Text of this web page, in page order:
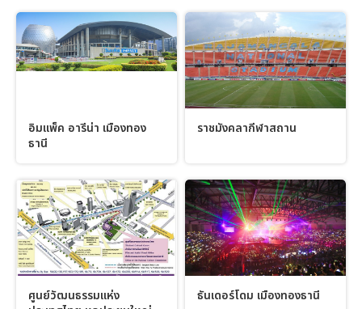
อิมแพ็ค อารีน่า เมืองทอง
ธานี
ราชมังคลากีฬาสถาน
ศูนย์วัฒนธรรมแห่ง
ธันเดอร์โดม เมืองทองธานี